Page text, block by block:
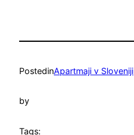
PostedinApartmaji v Sloveniji
by
Tags: